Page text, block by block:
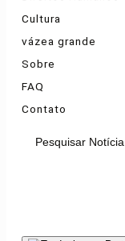
Cultura
vázea grande
Sobre
FAQ
Contato
Pesquisar Notícia